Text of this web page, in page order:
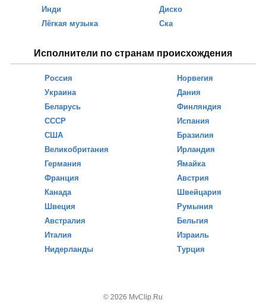
Инди
Лёгкая музыка
Диско
Ска
Исполнители по странам происхождения
Россия
Украина
Беларусь
СССР
США
Великобритания
Германия
Франция
Канада
Швеция
Австралия
Италия
Нидерланды
Норвегия
Дания
Финляндия
Испания
Бразилия
Ирландия
Ямайка
Австрия
Швейцария
Румыния
Бельгия
Израиль
Турция
© 2026 MvClip.Ru